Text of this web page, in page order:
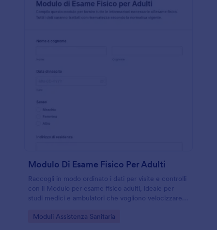
Modulo Di Esame Fisico Per Adulti
Raccogli in modo ordinato i dati per visite e controlli
con il Modulo per esame fisico adulti, ideale per
studi medici e ambulatori che vogliono velocizzare la
con Jotform.
Go to Category:
Moduli Assistenza Sanitaria